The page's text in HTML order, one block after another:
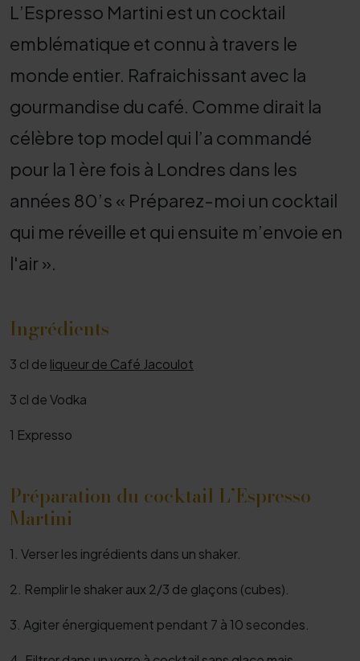
L’Espresso Martini est un cocktail
emblématique et connu à travers le
monde entier. Rafraichissant avec la
gourmandise du café. Comme dirait la
célèbre top model qui l’a commandé
pour la 1 ère fois à Londres dans les
années 80’s « Préparez-moi un cocktail
qui me réveille et qui ensuite m’envoie en
l'air ».
Ingrédients
3 cl de liqueur de Café Jacoulot
3 cl de Vodka
1 Expresso
Préparation du cocktail L’Espresso
Martini
1. Verser les ingrédients dans un shaker.
2. Remplir le shaker aux 2/3 de glaçons (cubes).
3. Agiter énergiquement pendant 7 à 10 secondes.